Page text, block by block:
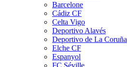
Barcelone
Cádiz CF
Celta Vigo
Deportivo Alavés
Deportivo de La Coruña
Elche CF
Espanyol
FC Séville